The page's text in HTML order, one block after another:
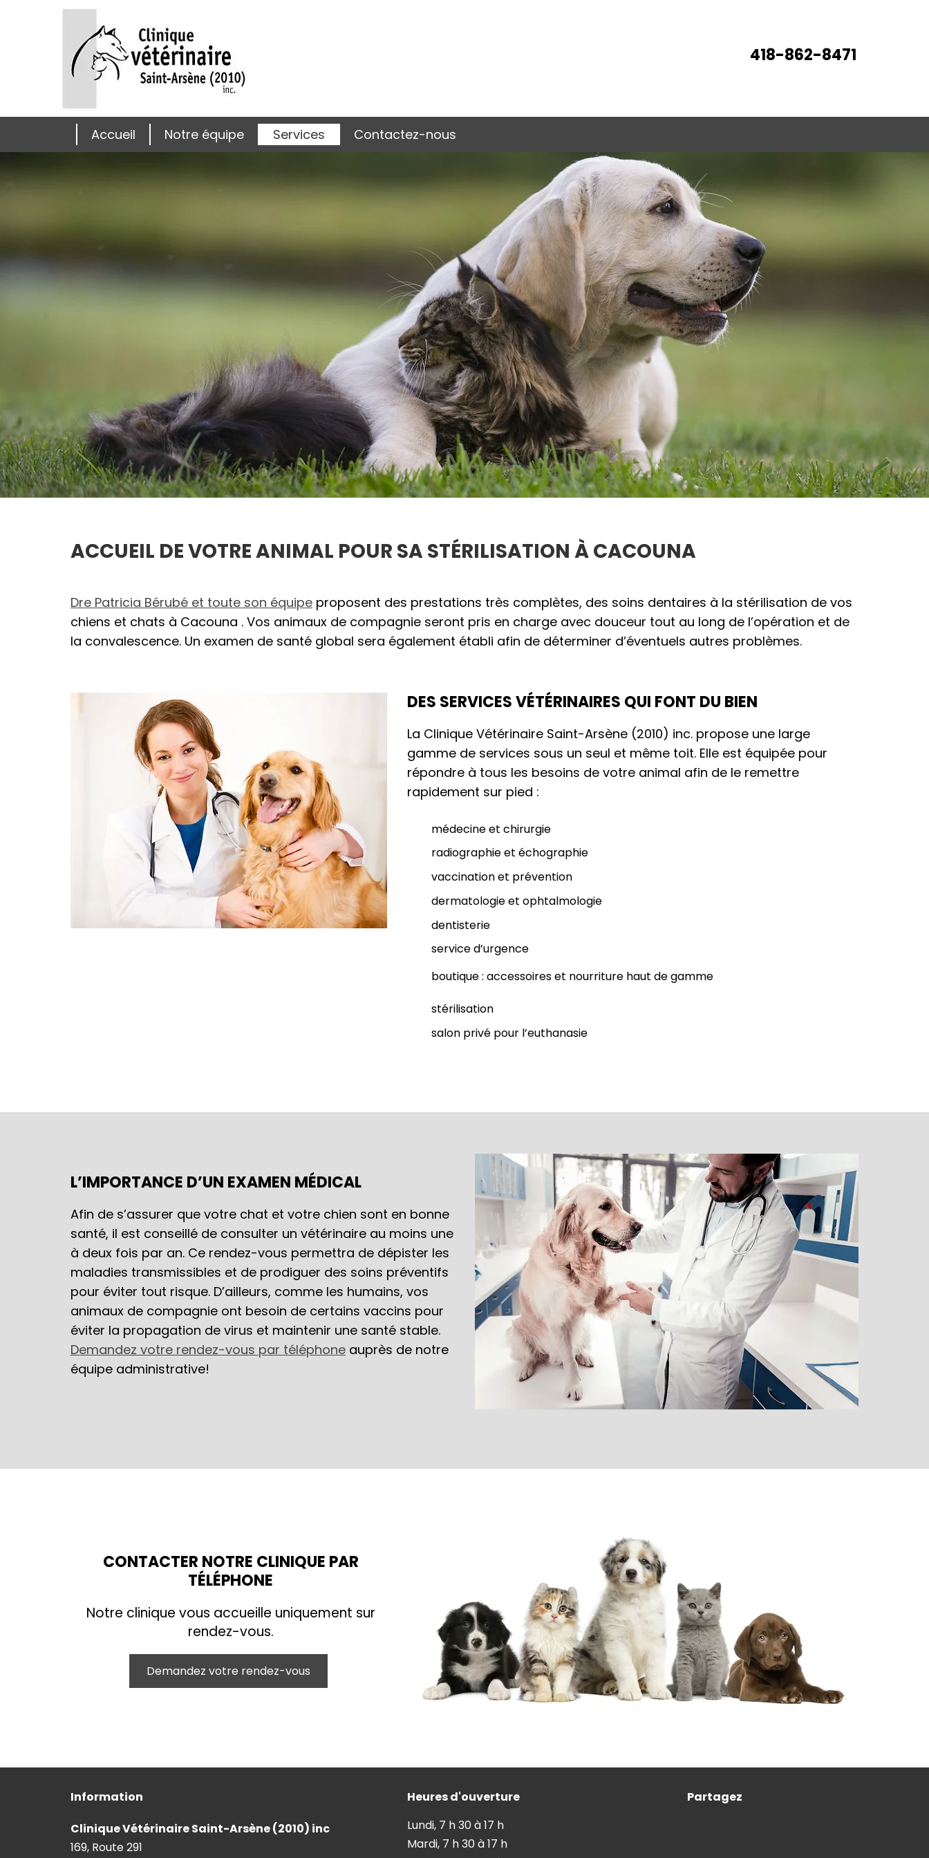
418-862-8471
Accueil Notre équipe Services Contactez-nous
ACCUEIL DE VOTRE ANIMAL POUR SA STÉRILISATION À CACOUNA
Dre Patricia Bérubé et toute son équipe proposent des prestations très complètes, des soins dentaires à la stérilisation de vos
chiens et chats à Cacouna . Vos animaux de compagnie seront pris en charge avec douceur tout au long de l’opération et de
la convalescence. Un examen de santé global sera également établi afin de déterminer d’éventuels autres problèmes.
DES SERVICES VÉTÉRINAIRES QUI FONT DU BIEN
La Clinique Vétérinaire Saint-Arsène (2010) inc. propose une large
gamme de services sous un seul et même toit. Elle est équipée pour
répondre à tous les besoins de votre animal afin de le remettre
rapidement sur pied :
médecine et chirurgie
radiographie et échographie
vaccination et prévention
dermatologie et ophtalmologie
dentisterie
service d’urgence
boutique : accessoires et nourriture haut de gamme
stérilisation
salon privé pour l’euthanasie
L’IMPORTANCE D’UN EXAMEN MÉDICAL
Afin de s’assurer que votre chat et votre chien sont en bonne
santé, il est conseillé de consulter un vétérinaire au moins une
à deux fois par an. Ce rendez-vous permettra de dépister les
maladies transmissibles et de prodiguer des soins préventifs
pour éviter tout risque. D’ailleurs, comme les humains, vos
animaux de compagnie ont besoin de certains vaccins pour
éviter la propagation de virus et maintenir une santé stable.
Demandez votre rendez-vous par téléphone auprès de notre
équipe administrative!
CONTACTER NOTRE CLINIQUE PAR
TÉLÉPHONE
Notre clinique vous accueille uniquement sur
rendez-vous.
Demandez votre rendez-vous
Information
Clinique Vétérinaire Saint-Arsène (2010) inc
169, Route 291
Heures d'ouverture
Lundi, 7 h 30 à 17 h
Mardi, 7 h 30 à 17 h
Partagez